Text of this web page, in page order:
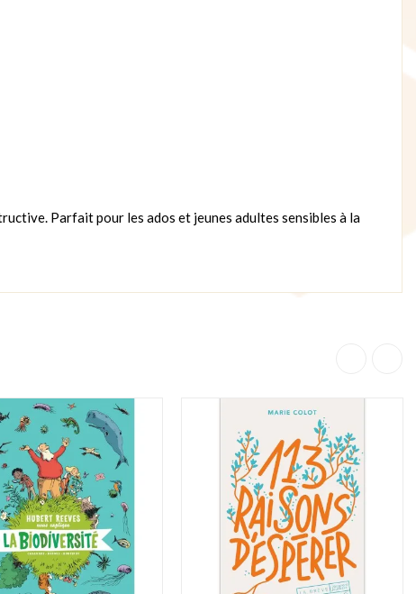
Parfait pour les ados et jeunes adultes sensibles à la